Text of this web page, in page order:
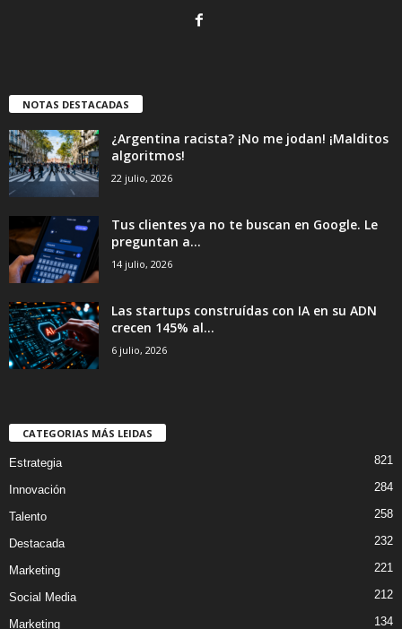
NOTAS DESTACADAS
¿Argentina racista? ¡No me jodan! ¡Malditos
algoritmos!
22 julio, 2026
Tus clientes ya no te buscan en Google. Le
preguntan a...
14 julio, 2026
Las startups construídas con IA en su ADN
crecen 145% al...
6 julio, 2026
CATEGORIAS MÁS LEIDAS
Estrategia 821
Innovación 284
Talento 258
Destacada 232
Marketing 221
Social Media 212
Marketing 134